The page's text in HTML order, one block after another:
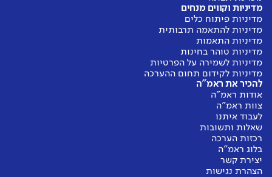
מדיניות וקווים מנחים
מדיניות פיתוח כלים
מדיניות להתאמה תרבותית
מדיניות התאמות
מדיניות טוהר בחינות
מדיניות לשמירה על הפרטיות
מדיניות לקידום תחום ההערכה
להכיר את ראמ"ה
אודות ראמ"ה
צוות ראמ"ה
לעבוד איתנו
שאלות ותשובות
רכזות הערכה
בלוג ראמ"ה
יצירת קשר
הצהרת נגישות